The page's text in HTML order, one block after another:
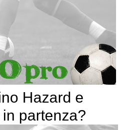
Hazard e
in partenza?